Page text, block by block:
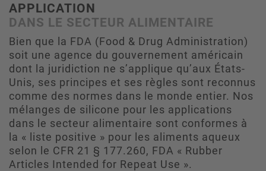
APPLICATION
DANS LE SECTEUR ALIMENTAIRE
Bien que la FDA (Food & Drug Administration)
soit une agence du gouvernement américain
dont la juridiction ne s’applique qu’aux États-
Unis, ses principes et ses règles sont reconnus
comme des normes dans le monde entier. Nos
mélanges de silicone pour les applications
dans le secteur alimentaire sont conformes à
la « liste positive » pour les aliments aqueux
selon le CFR 21 § 177.260, FDA « Rubber
Articles Intended for Repeat Use ».